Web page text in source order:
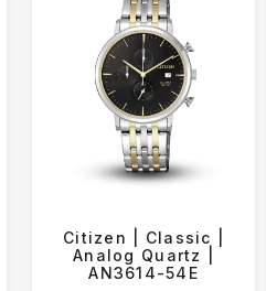
Citizen | Classic |
Analog Quartz |
AN3614-54E